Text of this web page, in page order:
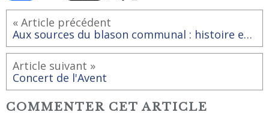
« Article précédent
Aux sources du blason communal : histoire et héraldique
Article suivant »
Concert de l'Avent
COMMENTER CET ARTICLE